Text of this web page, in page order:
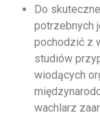
Do
potrzebnych
pochodzić z
studiów
wiodących
wachlarz